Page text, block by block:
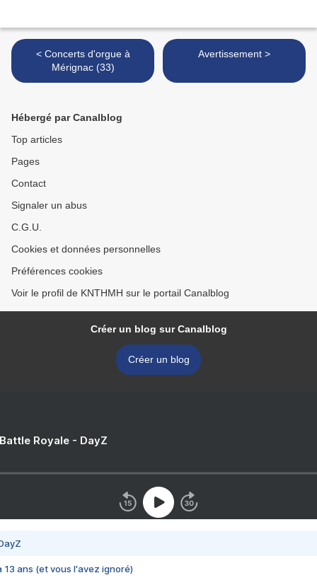
< Concerts d'orgue à
Mérignac (33)
Avertissement >
Hébergé par Canalblog
Top articles
Pages
Contact
Signaler un abus
C.G.U.
Cookies et données personnelles
Préférences cookies
Voir le profil de KNTHMH sur le portail Canalblog
Créer un blog sur Canalblog
Créer un blog
Royale - DayZ
13 ans (et vous l'avez ignoré)